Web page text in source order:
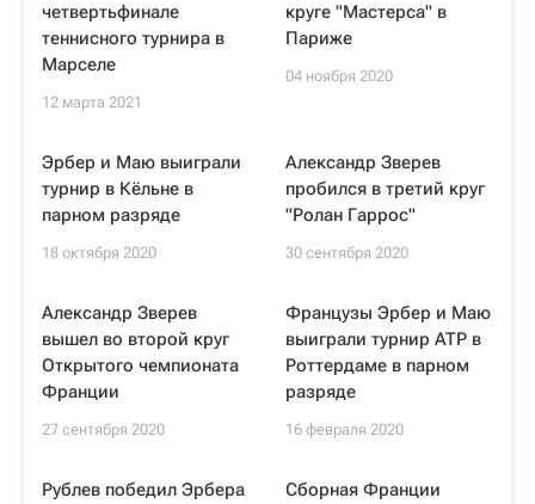
четвертьфинале
теннисного турнира в
Марселе
12 марта 2021
круге "Мастерса" в
Париже
04 ноября 2020
Эрбер и Маю выиграли
турнир в Кёльне в
парном разряде
18 октября 2020
Александр Зверев
пробился в третий круг
"Ролан Гаррос"
30 сентября 2020
Александр Зверев
вышел во второй круг
Открытого чемпионата
Франции
27 сентября 2020
Французы Эрбер и Маю
выиграли турнир ATP в
Роттердаме в парном
разряде
16 февраля 2020
Рублев победил Эрбера
Сборная Франции